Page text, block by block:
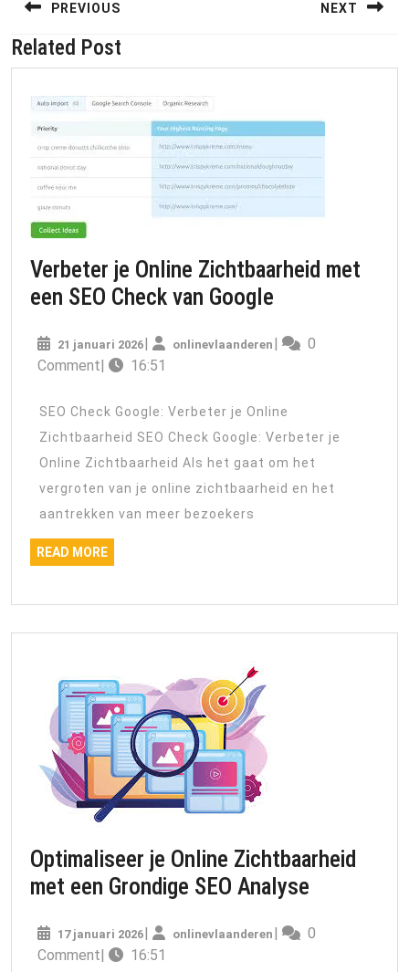
PREVIOUS
Previous
post:
NEXT
post:
Related Post
Verbeter je Online Zichtbaarheid met
een SEO Check van Google
Online
met
een
SEO
Check
21 januari 202621
januari
onlinevlaanderen onlinevlaanderen
0
Comment
16:51
SEO Check Google: Verbeter je Online
Zichtbaarheid SEO Check Google: Verbeter je
Online Zichtbaarheid Als het gaat om het
vergroten van je online zichtbaarheid en het
aantrekken van meer bezoekers
READ MOREREAD
MORE
Optimaliseer je Online Zichtbaarheid
met een Grondige SEO Analyse
Online
17 januari 202617
januari
onlinevlaanderen onlinevlaanderen
0
Comment
16:51